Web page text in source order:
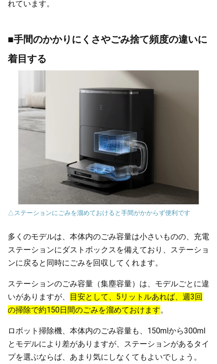
れています。
■手間のかかりにくさやごみ捨て頻度の違いに
着目する
△ステーションにごみを溜めておけると手間がかからず便利です
多くのモデルは、本体内のごみ容量は小さいものの、充電
ステーションにダストボックスを備えており、ステーショ
ンに戻ると同時にごみを回収してくれます。
ステーションのごみ容量（集塵容量）は、モデルごとに違
いがありますが、
目安として、5リットルあれば、週3回
の掃除で約150日間のごみを溜めておけます。
ロボット掃除機、本体内のごみ容量も、150mlから300ml
とモデルにより差がありますが、ステーションがあるタイ
プを選ぶならば、あまり気にしなくてもよいでしょう。